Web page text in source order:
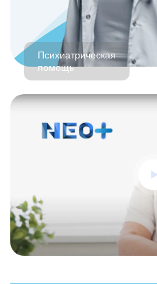
Психиатрическая
помощь